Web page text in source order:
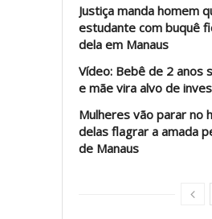
Justiça manda homem
estudante com buquê
dela em Manaus
Vídeo: Bebê de 2 anos
e mãe vira alvo de
Mulheres vão parar no
delas flagrar a amada
de Manaus